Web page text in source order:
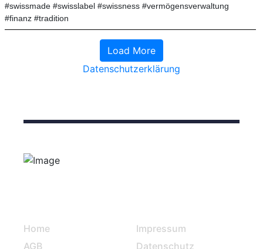
#swissmade #swisslabel #swissness #vermögensverwaltung
#finanz #tradition
Load More
Datenschutzerklärung
Home
AGB
Impressum
Datenschutz